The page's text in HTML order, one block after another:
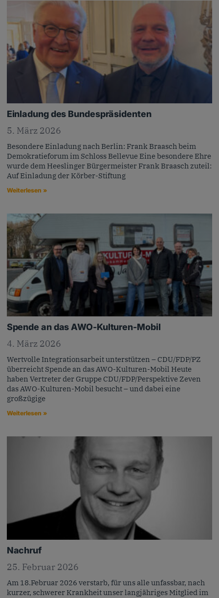
Einladung des Bundespräsidenten
5. März 2026
Besondere Einladung nach Berlin: Frank Braasch beim
Demokratieforum im Schloss Bellevue Eine besondere Ehre
wurde dem Heeslinger Bürgermeister Frank Braasch zuteil:
Auf Einladung der Körber-Stiftung
Weiterlesen »
Spende an das AWO-Kulturen-Mobil
4. März 2026
Wertvolle Integrationsarbeit unterstützen – CDU/FDP/PZ
überreicht Spende an das AWO-Kulturen-Mobil Heute
haben Vertreter der Gruppe CDU/FDP/Perspektive Zeven
das AWO-Kulturen-Mobil besucht – und dabei eine
großzügige
Weiterlesen »
Nachruf
25. Februar 2026
Am 18.Februar 2026 verstarb, für uns alle unfassbar, nach
kurzer, schwerer Krankheit unser langjähriges Mitglied im